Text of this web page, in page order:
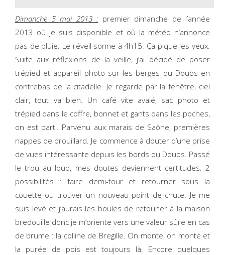
Dimanche 5 mai 2013 : premier dimanche de l’année
2013 où je suis disponible et où la météo n’annonce
pas de pluie. Le réveil sonne à 4h15. Ça pique les yeux.
Suite aux réflexions de la veille, j’ai décidé de poser
trépied et appareil photo sur les berges du Doubs en
contrebas de la citadelle. Je regarde par la fenêtre, ciel
clair, tout va bien. Un café vite avalé, sac photo et
trépied dans le coffre, bonnet et gants dans les poches,
on est parti. Parvenu aux marais de Saône, premières
nappes de brouillard. Je commence à douter d’une prise
de vues intéressante depuis les bords du Doubs. Passé
le trou au loup, mes doutes deviennent certitudes. 2
possibilités : faire demi-tour et retourner sous la
couette ou trouver un nouveau point de chute. Je me
suis levé et j’aurais les boules de retouner à la maison
bredouille donc je m’oriente vers une valeur sûre en cas
de brume : la colline de Bregille. On monte, on monte et
la purée de pois est toujours là. Encore quelques